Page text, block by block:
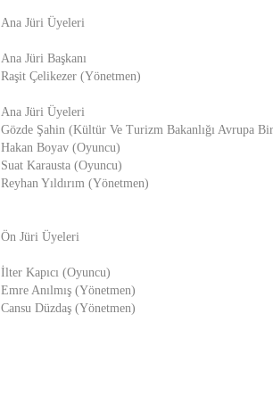
Ana Jüri Üyeleri
Ana Jüri Başkanı
Raşit Çelikezer (Yönetmen)
Ana Jüri Üyeleri
Gözde Şahin (Kültür Ve Turizm Bakanlığı Avrupa
Hakan Boyav (Oyuncu)
Suat Karausta (Oyuncu)
Reyhan Yıldırım (Yönetmen)
Ön Jüri Üyeleri
İlter Kapıcı (Oyuncu)
Emre Anılmış (Yönetmen)
Cansu Düzdaş (Yönetmen)